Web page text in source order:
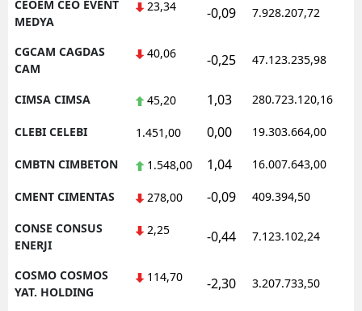
CEOEM CEO EVENT
MEDYA
23,34 -0,09 7.928.207,72
CGCAM CAGDAS
CAM
40,06 -0,25 47.123.235,98
CIMSA CIMSA 45,20 1,03 280.723.120,16
CLEBI CELEBI 1.451,00 0,00 19.303.664,00
CMBTN CIMBETON 1.548,00 1,04 16.007.643,00
CMENT CIMENTAS 278,00 -0,09 409.394,50
CONSE CONSUS
ENERJI
2,25 -0,44 7.123.102,24
COSMO COSMOS
YAT. HOLDING
114,70 -2,30 3.207.733,50